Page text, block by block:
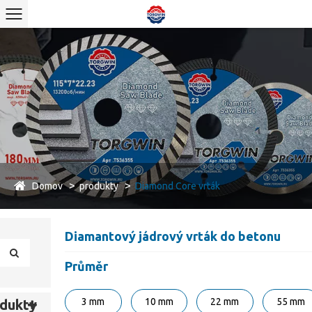
Domov produkty Diamond Core vrták
Diamantový jádrový vrták do betonu
Průměr
3 mm 10 mm 22 mm 55 mm